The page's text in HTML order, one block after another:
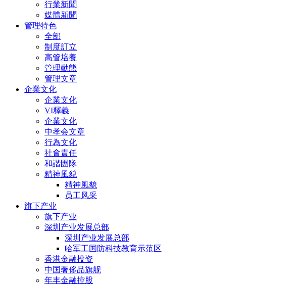
行業新聞
媒體新聞
管理特色
全部
制度訂立
高管培養
管理動態
管理文章
企業文化
企業文化
VI釋義
企業文化
中孝会文章
行為文化
社會責任
和諧團隊
精神風貌
精神風貌
员工风采
旗下产业
旗下产业
深圳产业发展总部
深圳产业发展总部
哈军工国防科技教育示范区
香港金融投资
中国奢侈品旗舰
年丰金融控股